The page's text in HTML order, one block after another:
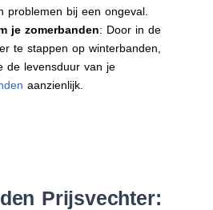
problemen bij een ongeval.
je zomerbanden: Door in de
te stappen op winterbanden,
de levensduur van je
aanzienlijk.
Prijsvechter: